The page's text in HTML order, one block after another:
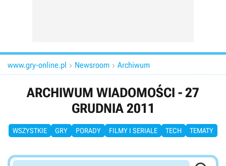
www.gry-online.pl  Newsroom  Archiwum
ARCHIWUM WIADOMOŚCI - 27
GRUDNIA 2011
WSZYSTKIE GRY PORADY FILMY I SERIALE TECH TEMATY